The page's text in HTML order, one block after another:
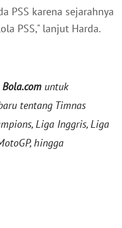
PSS karena sejarahnya
PSS," lanjut Harda.
untuk
tentang Timnas
Liga Inggris, Liga
hingga